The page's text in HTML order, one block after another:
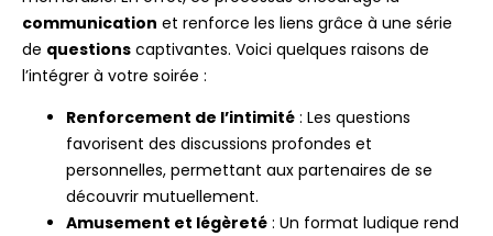
communication et renforce les liens grâce à une série
de questions captivantes. Voici quelques raisons de
l’intégrer à votre soirée :
Renforcement de l’intimité : Les questions
favorisent des discussions profondes et
personnelles, permettant aux partenaires de se
découvrir mutuellement.
Amusement et légèreté : Un format ludique rend